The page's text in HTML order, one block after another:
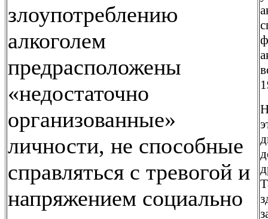
злоупотреблению
алкоголем
предрасположены
«недостаточно
организованные»
личности, не способные
справляться с тревогой и
напряжением социально